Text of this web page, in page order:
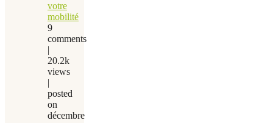
votre
mobilité
9
comments
|
20.2k
views
|
posted
on
décembre